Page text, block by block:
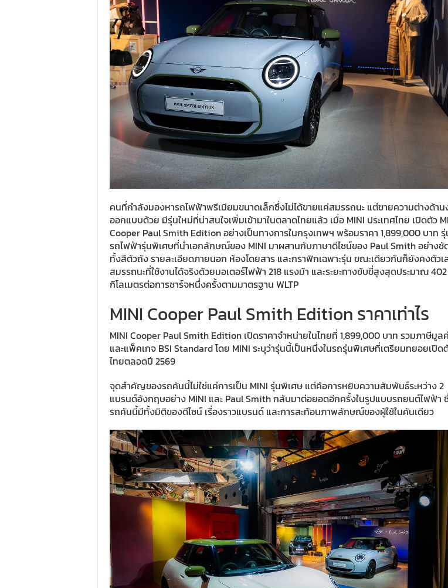
คนที่กำลังมองหารถไฟฟ้าพรีเมียมขนาดเล็กซึ่งไม่ได้ขายแค่สมรรถนะ แต่ขายความต่างด้าน
ออกแบบด้วย มีรุ่นใหม่ที่น่าสนใจเพิ่มเข้ามาในตลาดไทยแล้ว เมื่อ MINI ประเทศไทย เปิดตัว
Cooper Paul Smith Edition อย่างเป็นทางการในกรุงเทพฯ พร้อมราคา 1,899,000 บาท
รถไฟฟ้ารุ่นพิเศษที่นำเอกลักษณ์ของ MINI มาผสานกับภาษาดีไซน์ของ Paul Smith อย่างชั
ทั้งสีตัวถัง รายละเอียดภายนอก ห้องโดยสาร และกราฟิกเฉพาะรุ่น ขณะเดียวกันก็ยังคงตัวเ
สมรรถนะที่ใช้งานได้จริงด้วยมอเตอร์ไฟฟ้า 218 แรงม้า และระยะทางขับขี่สูงสุดประมาณ 402
กิโลเมตรต่อการชาร์จหนึ่งครั้งตามมาตรฐาน WLTP
MINI Cooper Paul Smith Edition ราคาเท่าไร
MINI Cooper Paul Smith Edition เปิดราคาจำหน่ายในไทยที่ 1,899,000 บาท รวมภาษีมูล
และแพ็คเกจ BSI Standard โดย MINI ระบุว่ารุ่นนี้เป็นหนึ่งในรถรุ่นพิเศษที่เตรียมทยอยเปิด
ไทยตลอดปี 2569
จุดสำคัญของรถคันนี้ไม่ใช่แค่การเป็น MINI รุ่นพิเศษ แต่คือการหยิบความสัมพันธ์ระหว่าง 2
แบรนด์อังกฤษอย่าง MINI และ Paul Smith กลับมาต่อยอดอีกครั้งในรูปแบบรถยนต์ไฟฟ้า
รถคันนี้มีทั้งมิติของดีไซน์ เรื่องราวแบรนด์ และการสะท้อนภาพลักษณ์ของผู้ใช้ในคันเดียว